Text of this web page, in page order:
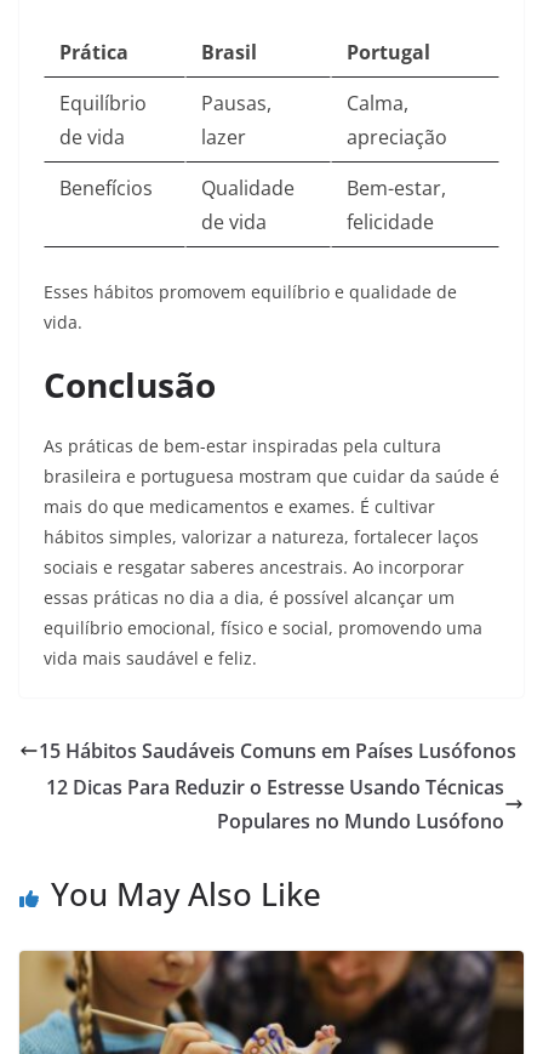
Prática Brasil
Portugal
Equilíbrio
de vida
Pausas,
lazer
Calma,
apreciação
Benefícios
Qualidade
de vida
Bem-estar,
felicidade
Esses hábitos promovem equilíbrio e qualidade de
vida.​
Conclusão
As práticas de bem-estar inspiradas pela cultura
brasileira e portuguesa mostram que cuidar da saúde é
mais do que medicamentos e exames. É cultivar
hábitos simples, valorizar a natureza, fortalecer laços
sociais e resgatar saberes ancestrais. Ao incorporar
essas práticas no dia a dia, é possível alcançar um
equilíbrio emocional, físico e social, promovendo uma
vida mais saudável e feliz.​
15 Hábitos Saudáveis Comuns em Países Lusófonos
12 Dicas Para Reduzir o Estresse Usando Técnicas
Populares no Mundo Lusófono
You May Also Like